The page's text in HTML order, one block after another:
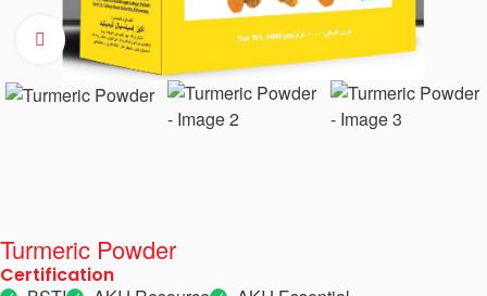
Click to enlarge
Turmeric Powder
Certification